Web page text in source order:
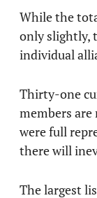
While the
only slightly,
individual
Thirty-one
members are
were full
there will
The largest